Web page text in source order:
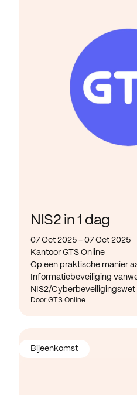
NIS2 in 1 dag
07 Oct 2025 - 07 Oct 2025
Kantoor GTS Online
Op een praktische manier
Informatiebeveiliging
NIS2/Cyberbeveiligingswet
Door GTS Online
Bijeenkomst